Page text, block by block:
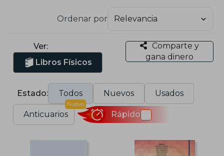
Ordenar por
Ver:
Libros Físicos
Comparte y
gana dinero
Estado: Todos Nuevos Usados
Anticuarios
Nuevo
Rápido